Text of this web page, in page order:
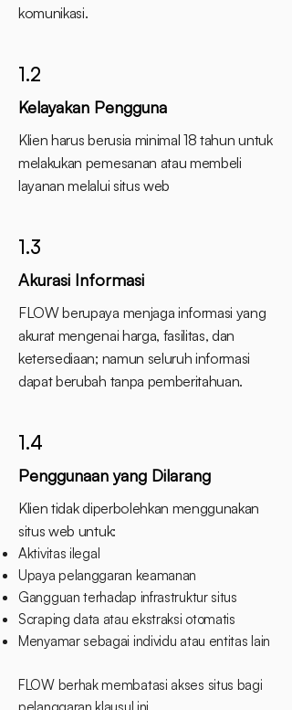
komunikasi.
1.2
Kelayakan Pengguna
Klien harus berusia minimal 18 tahun untuk
melakukan pemesanan atau membeli
layanan melalui situs web
1.3
Akurasi Informasi
FLOW berupaya menjaga informasi yang
akurat mengenai harga, fasilitas, dan
ketersediaan; namun seluruh informasi
dapat berubah tanpa pemberitahuan.
1.4
Penggunaan yang Dilarang
Klien tidak diperbolehkan menggunakan
situs web untuk:
Aktivitas ilegal
Upaya pelanggaran keamanan
Gangguan terhadap infrastruktur situs
Scraping data atau ekstraksi otomatis
Menyamar sebagai individu atau entitas lain
FLOW berhak membatasi akses situs bagi